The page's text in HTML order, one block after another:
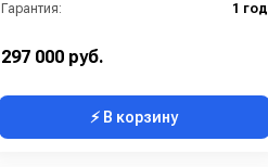
Гарантия:
1 год
297 000 руб.
⚡ В корзину